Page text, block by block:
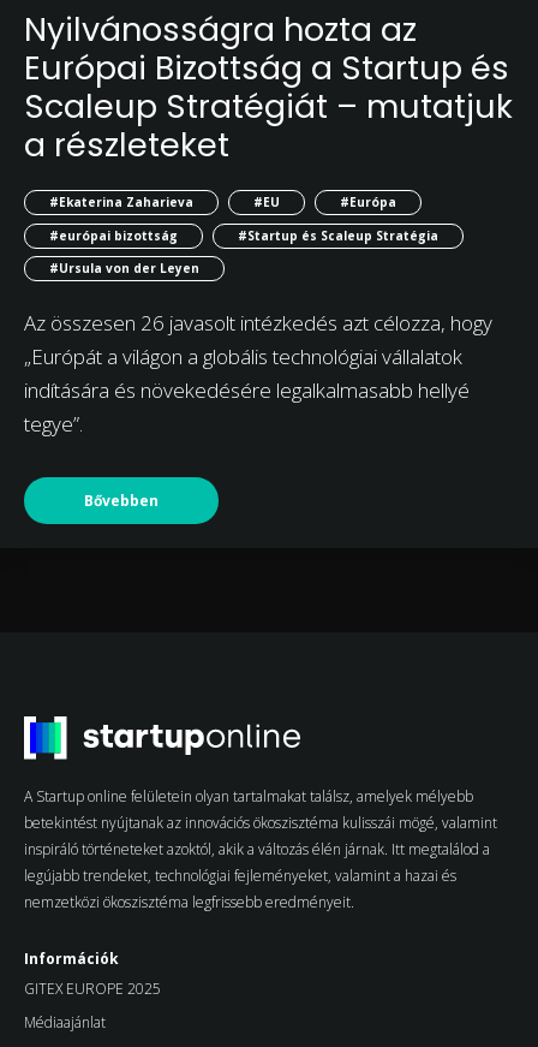
Nyilvánosságra hozta az
Európai Bizottság a Startup és
Scaleup Stratégiát – mutatjuk
a részleteket
#Ekaterina Zaharieva #EU
#Európa
#európai bizottság
#Startup és Scaleup Stratégia
#Ursula von der Leyen
Az összesen 26 javasolt intézkedés azt célozza, hogy
„Európát a világon a globális technológiai vállalatok
indítására és növekedésére legalkalmasabb hellyé
tegye”.
Bővebben
A Startup online felületein olyan tartalmakat találsz, amelyek mélyebb
betekintést nyújtanak az innovációs ökoszisztéma kulisszái mögé, valamint
inspiráló történeteket azoktól, akik a változás élén járnak. Itt megtalálod a
legújabb trendeket, technológiai fejleményeket, valamint a hazai és
nemzetközi ökoszisztéma legfrissebb eredményeit.
Információk
GITEX EUROPE 2025
Médiaajánlat